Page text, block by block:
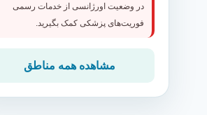
در وضعیت اورژانسی از خدمات رسمی
فوریت‌های پزشکی کمک بگیرید.
مشاهده همه مناطق